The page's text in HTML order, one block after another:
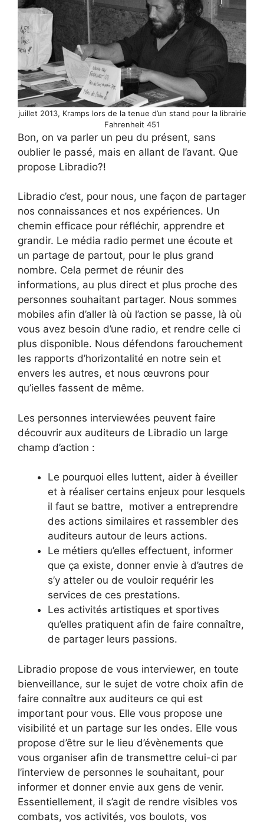
juillet 2013, Kramps lors de la tenue d’un stand pour la librairie
Fahrenheit 451
Bon, on va parler un peu du présent, sans
oublier le passé, mais en allant de l’avant. Que
propose Libradio?!
Libradio c’est, pour nous, une façon de partager
nos connaissances et nos expériences. Un
chemin efficace pour réfléchir, apprendre et
grandir. Le média radio permet une écoute et
un partage de partout, pour le plus grand
nombre. Cela permet de réunir des
informations, au plus direct et plus proche des
personnes souhaitant partager. Nous sommes
mobiles afin d’aller là où l’action se passe, là où
vous avez besoin d’une radio, et rendre celle ci
plus disponible. Nous défendons farouchement
les rapports d’horizontalité en notre sein et
envers les autres, et nous œuvrons pour
qu’ielles fassent de même.
Les personnes interviewées peuvent faire
découvrir aux auditeurs de Libradio un large
champ d’action :
Le pourquoi elles luttent, aider à éveiller
et à réaliser certains enjeux pour lesquels
il faut se battre, motiver a entreprendre
des actions similaires et rassembler des
auditeurs autour de leurs actions.
Le métiers qu’elles effectuent, informer
que ça existe, donner envie à d’autres de
s’y atteler ou de vouloir requérir les
services de ces prestations.
Les activités artistiques et sportives
qu’elles pratiquent afin de faire connaître,
de partager leurs passions.
Libradio propose de vous interviewer, en toute
bienveillance, sur le sujet de votre choix afin de
faire connaître aux auditeurs ce qui est
important pour vous. Elle vous propose une
visibilité et un partage sur les ondes. Elle vous
propose d’être sur le lieu d’évènements que
vous organiser afin de transmettre celui-ci par
l’interview de personnes le souhaitant, pour
informer et donner envie aux gens de venir.
Essentiellement, il s’agit de rendre visibles vos
combats, vos activités, vos boulots, vos